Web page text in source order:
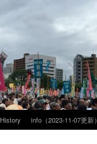
History info（2023-11-07更新）